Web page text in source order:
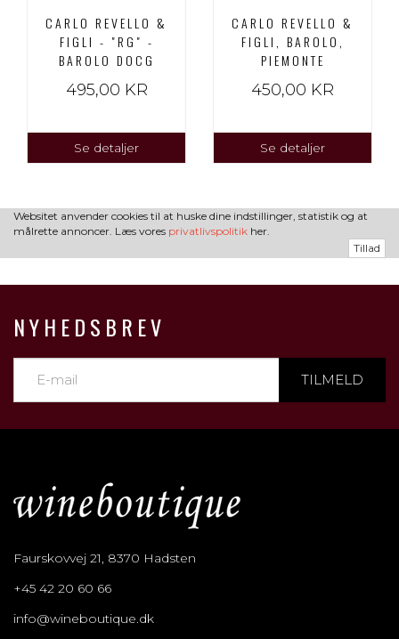
CARLO REVELLO &
FIGLI - "RG" -
BAROLO DOCG
495,00 KR
Se detaljer
CARLO REVELLO &
FIGLI, BAROLO,
PIEMONTE
450,00 KR
Se detaljer
Websitet anvender cookies til at huske dine indstillinger, statistik og at
målrette annoncer. Læs vores privatlivspolitik her.
Tillad
NYHEDSBREV
TILMELD
Faurskovvej 21, 8370 Hadsten
+45 42 20 60 66
info@wineboutique.dk